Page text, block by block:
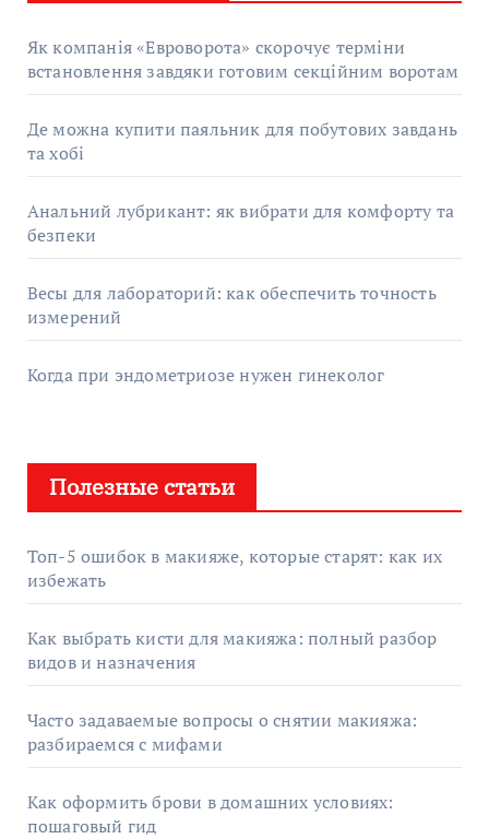
Як компанія «Евроворота» скорочує терміни
встановлення завдяки готовим секційним воротам
Де можна купити паяльник для побутових завдань
та хобі
Анальний лубрикант: як вибрати для комфорту та
безпеки
Весы для лабораторий: как обеспечить точность
измерений
Когда при эндометриозе нужен гинеколог
Полезные статьи
Топ-5 ошибок в макияже, которые старят: как их
избежать
Как выбрать кисти для макияжа: полный разбор
видов и назначения
Часто задаваемые вопросы о снятии макияжа:
разбираемся с мифами
Как оформить брови в домашних условиях:
пошаговый гид